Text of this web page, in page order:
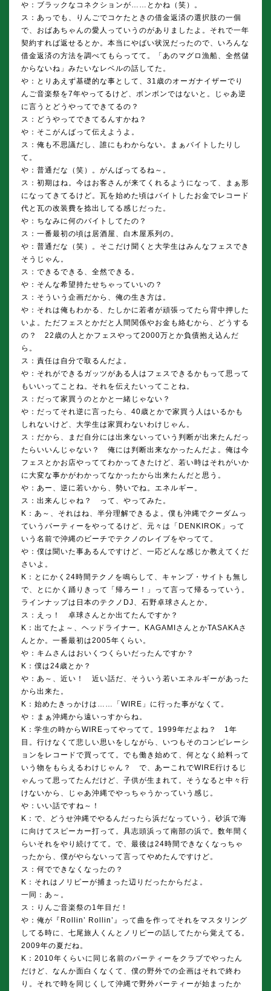
や：ブラックなコネクションが……とかね（笑）。
ス：あっでも、りんごでコケたときの借金返済の選択肢の一個
で、おばあちゃんの愛人っていうのがありましたよ。それで一年
契約すれば返せるとか。本当にやばい状況だったので、いろんな
借金返済の方法を調べてもらってて。「あのマグロ漁船、全然儲
からないね」みたいなレベルの話してた。
や：とりあえず基礎的な事として、31歳のオーガナイザーでり
んご音楽祭を7年やってるけど、ボンボンではないと。じゃあ逆
に言うとどうやってできてるの？
ス：どうやってできてるんすかね？
や：そこがんばって伝えようよ。
ス：俺も不思議だし、誰にもわからない。まぁバイトしたりし
て。
や：普通だな（笑）。がんばってるね～。
ス：初期はね。今はお客さんが来てくれるようになって、まぁ形
になってきてるけど。瓦を始めた頃はバイトしたお金でレコード
代と瓦の改装費を捻出してる感じだった。
や：ちなみに何のバイトしてたの？
ス：一番最初の頃は居酒屋、白木屋系列の。
や：普通だな（笑）。そこだけ聞くと大学生はみんなフェスでき
そうじゃん。
ス：できるできる、全然できる。
や：そんな希望持たせちゃっていいの？
ス：そういう企画だから、俺の生き方は。
や：それは俺もわかる、たしかに若者が頑張ってたら背中押した
いよ。ただフェスとかだと人間関係やお金も絡むから、どうする
の？ 22歳の人とかフェスやって2000万とか負債抱え込んだ
ら。
ス：責任は自分で取るんだよ。
や：それができるガッツがある人はフェスできるかもって思って
もいいってことね。それを伝えたいってことね。
ス：だって家買うのとかと一緒じゃない？
や：だってそれ逆に言ったら、40歳とかで家買う人はいるかも
しれないけど、大学生は家買わないわけじゃん。
ス：だから、まだ自分には出来ないっていう判断が出来たんだっ
たらいいんじゃない？ 俺には判断出来なかったんだよ。俺は今
フェスとかお店やっててわかってきたけど、若い時はそれがいか
に大変な事かがわかってなかったから出来たんだと思う。
や：あー、逆に若いから、勢いでね。エネルギー。
ス：出来んじゃね？ って、やってみた。
K：あ～、それはね、半分理解できるよ。僕も沖縄でクーダムっ
ていうパーティーをやってるけど、元々は「DENKIROK」って
いう名前で沖縄のビーチでテクノのレイブをやってて。
や：僕は聞いた事あるんですけど、一応どんな感じか教えてくだ
さいよ。
K：とにかく24時間テクノを鳴らして、キャンプ・サイトも無し
で、とにかく踊りきって「帰ろー！」って言って帰るっていう。
ラインナップは日本のテクノDJ、石野卓球さんとか。
ス：えっ！ 卓球さんとか出てたんですか？
K：出てたよ～、ヘッドライナー。KAGAMIさんとかTASAKAさ
んとか。一番最初は2005年くらい。
や：キムさんはおいくつくらいだったんですか？
K：僕は24歳とか？
や：あ～、近い！ 近い話だ、そういう若いエネルギーがあった
から出来た。
K：始めたきっかけは……「WIRE」に行った事がなくて。
や：まぁ沖縄から遠いっすからね。
K：学生の時からWIREってやってて。1999年だよね？ 1年
目。行けなくて悲しい思いをしながら、いつもそのコンピレーシ
ョンをレコードで買ってて。でも働き始めて、何となく給料って
いう物をもらえるわけじゃん？ で、あーこれでWIRE行けるじ
ゃんって思ってたんだけど、子供が生まれて。そうなると中々行
けないから、じゃあ沖縄でやっちゃうかっていう感じ。
や：いい話ですね～！
K：で、どうせ沖縄でやるんだったら浜だなっていう。砂浜で海
に向けてスピーカー打って。具志頭浜って南部の浜で。数年間く
らいそれをやり続けてて。で、最後は24時間できなくなっちゃ
ったから、僕がやらないって言ってやめたんですけど。
ス：何でできなくなったの？
K：それはノリピーが捕まった辺りだったからだよ。
一同：あ～。
ス：りんご音楽祭の1年目だ！
や：俺が『Rollin’ Rollin’』って曲を作ってそれをマスタリング
してる時に、七尾旅人くんとノリピーの話してたから覚えてる。
2009年の夏だね。
K：2010年くらいに同じ名前のパーティーをクラブでやったん
だけど、なんか面白くなくて、僕の野外での企画はそれで終わ
り。それで時を同じくして沖縄で野外パーティーが始まったか